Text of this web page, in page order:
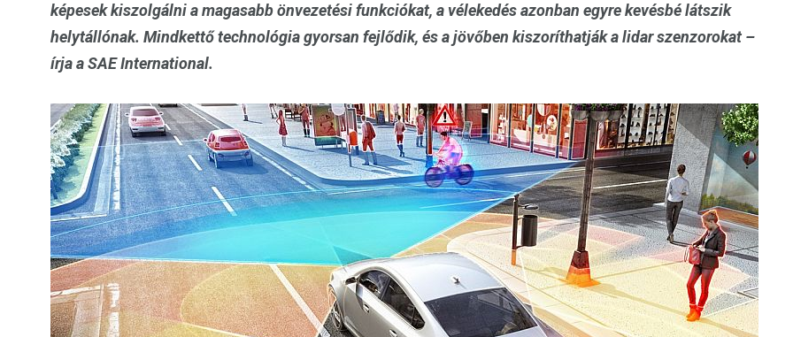
képesek kiszolgálni a magasabb önvezetési funkciókat, a vélekedés azonban egyre kevésbé látszik
helytállónak. Mindkettő technológia gyorsan fejlődik, és a jövőben kiszoríthatják a lidar szenzorokat –
írja a SAE International.